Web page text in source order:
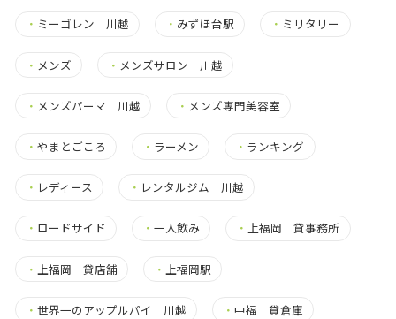
・ ミーゴレン 川越 ・ みずほ台駅 ・ ミリタリー
・ メンズ ・ メンズサロン 川越
・ メンズパーマ 川越 ・ メンズ専門美容室
・ やまとごころ ・ ラーメン ・ ランキング
・ レディース ・ レンタルジム 川越
・ ロードサイド ・一人飲み ・上福岡 貸事務所
・ 上福岡 貸店舗 ・ 上福岡駅
・ 世界一のアップルパイ 川越 ・中福 貸倉庫